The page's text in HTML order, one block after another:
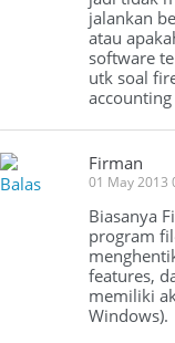
jalankan
atau
software
utk soal
Balas
Firman
01 May 2013
Biasanya
program
features,
memiliki
Windows).